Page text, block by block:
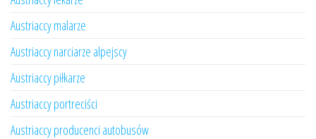
Austriaccy malarze
Austriaccy narciarze alpejscy
Austriaccy piłkarze
Austriaccy portreciści
Austriaccy producenci autobusów